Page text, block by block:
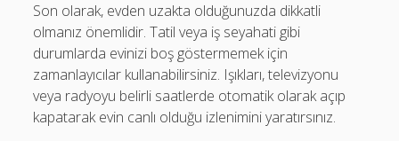
Son olarak, evden uzakta olduğunuzda dikkatli
olmanız önemlidir. Tatil veya iş seyahati gibi
durumlarda evinizi boş göstermemek için
zamanlayıcılar kullanabilirsiniz. Işıkları, televizyonu
veya radyoyu belirli saatlerde otomatik olarak açıp
kapatarak evin canlı olduğu izlenimini yaratırsınız.